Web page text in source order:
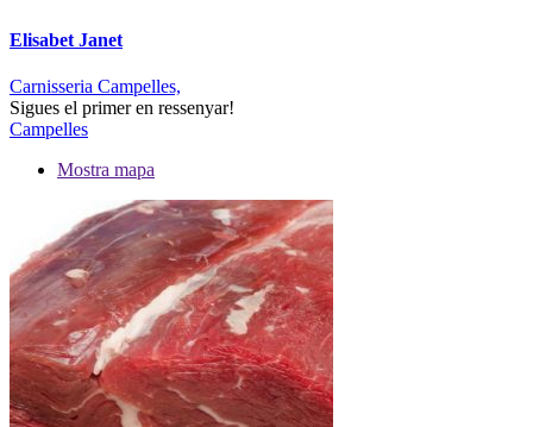
Elisabet Janet
Carnisseria Campelles,
Sigues el primer en ressenyar!
Campelles
Mostra mapa